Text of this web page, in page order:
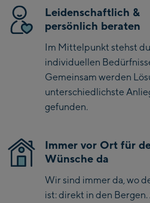
AreitXpress Talstation /
Valley station
Drive-in Areit III
Bergstation / Top
station
Saalfelden:
Saalfelden
Saalbach Life.Style
Saalbach Zentrum
Leidenschaftlich &
persönlich beraten
Im Mittelpunkt stehst
individuellen
Gemeinsam werden
unterschiedlichste
gefunden.
Immer vor Ort für
Wünsche da
Wir sind immer da, wo
ist: direkt in den Bergen.